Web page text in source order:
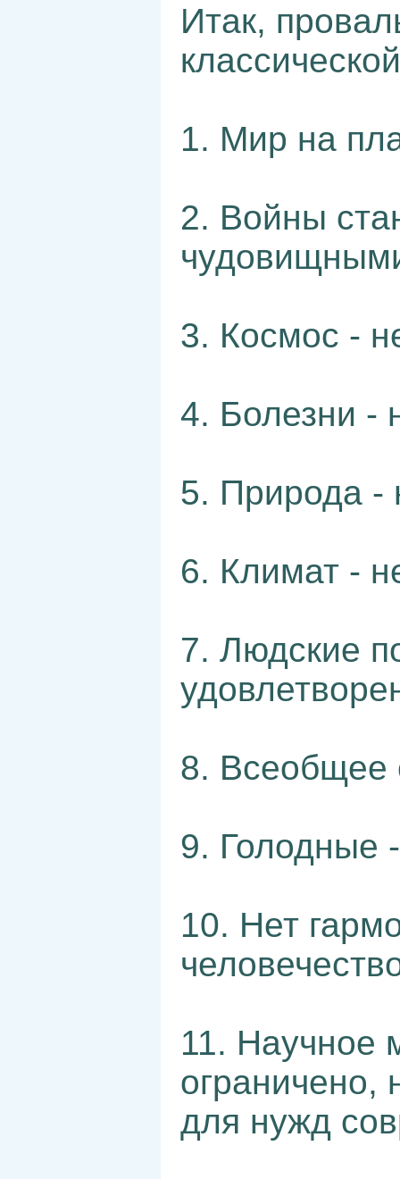
Итак,
1. Мир на
2. Войны
3. Космос -
4. Болезни -
5. Природа -
6. Климат -
7. Людские
8. Всеобщее
9. Голодные
10. Нет
11. Научное
ограничено,
для нужд